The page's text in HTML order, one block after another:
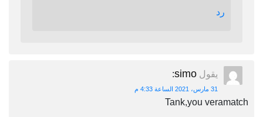
رد
يقول simo
:
31 مارس، 2021 الساعة 4:33 م
Tank,you veramatch